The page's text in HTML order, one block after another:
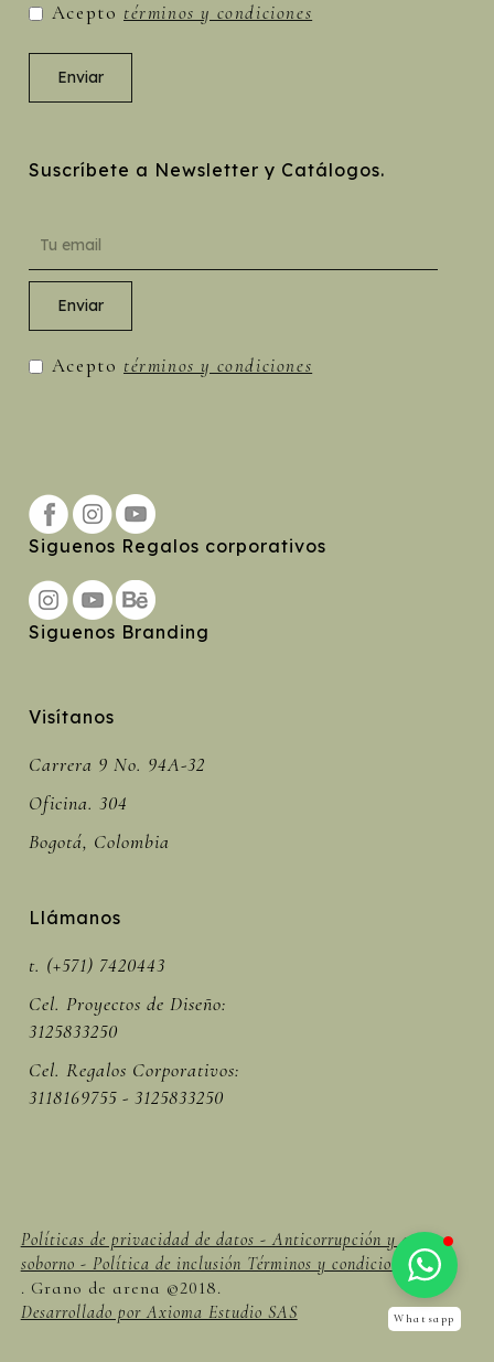
Acepto términos y condiciones
Suscríbete a Newsletter y Catálogos.
Acepto términos y condiciones
Siguenos Regalos corporativos
Siguenos Branding
Visítanos
Carrera 9 No. 94A-32
Oficina. 304
Bogotá, Colombia
Llámanos
t. (+571) 7420443
Cel. Proyectos de Diseño:
3125833250
Cel. Regalos Corporativos:
3118169755 - 3125833250
Políticas de privacidad de datos - Anticorrupción y anti
soborno - Política de inclusión Términos y condiciones -
. Grano de arena ©2018.
Desarrollado por Axioma Estudio SAS
Whatsapp